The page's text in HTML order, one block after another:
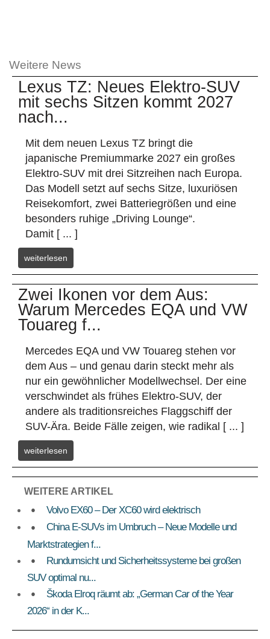
Weitere News
Lexus TZ: Neues Elektro-SUV
mit sechs Sitzen kommt 2027
nach...
Mit dem neuen Lexus TZ bringt die
japanische Premiummarke 2027 ein großes
Elektro-SUV mit drei Sitzreihen nach Europa.
Das Modell setzt auf sechs Sitze, luxuriösen
Reisekomfort, zwei Batteriegrößen und eine
besonders ruhige „Driving Lounge“.
Damit [ ... ]
weiterlesen
Zwei Ikonen vor dem Aus:
Warum Mercedes EQA und VW
Touareg f...
Mercedes EQA und VW Touareg stehen vor
dem Aus – und genau darin steckt mehr als
nur ein gewöhnlicher Modellwechsel. Der eine
verschwindet als frühes Elektro-SUV, der
andere als traditionsreiches Flaggschiff der
SUV-Ära. Beide Fälle zeigen, wie radikal [ ... ]
weiterlesen
WEITERE ARTIKEL
Volvo EX60 – Der XC60 wird elektrisch
China E-SUVs im Umbruch – Neue Modelle und
Marktstrategien f...
Rundumsicht und Sicherheitssysteme bei großen
SUV optimal nu...
Škoda Elroq räumt ab: „German Car of the Year
2026“ in der K...